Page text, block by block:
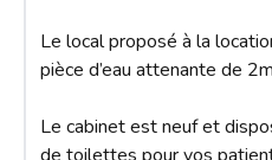
Le local proposé à la
pièce d’eau attenante de
Le cabinet est neuf et